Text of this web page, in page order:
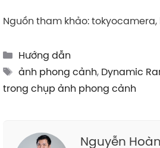
Nguồn tham khảo: tokyocamera,
Categories
Hướng dẫn
Tags
ảnh phong cảnh, Dynamic
trong chụp ảnh phong cảnh
Nguyễn